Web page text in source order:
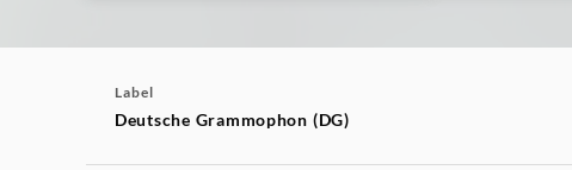
Label
Deutsche Grammophon (DG)